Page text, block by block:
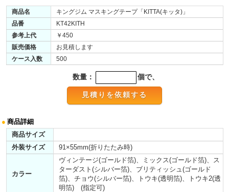
商品名
キングジム マスキングテープ「KITTA(キッタ)」
品番
KT42KITH
参考上代
￥450
販売価格
お見積します
ケース入数
500
数量： 個で、
● 商品詳細
商品サイズ
外装サイズ
91×55mm(折りたたみ時)
カラー
ヴィンテージ(ゴールド箔)、ミックス(ゴールド箔)、ス
ターダスト(シルバー箔)、ブリティッシュ(ゴールド
箔)、チョウ(シルバー箔)、トウキ(透明箔)、トウキ2(透
明箔) (指定可)